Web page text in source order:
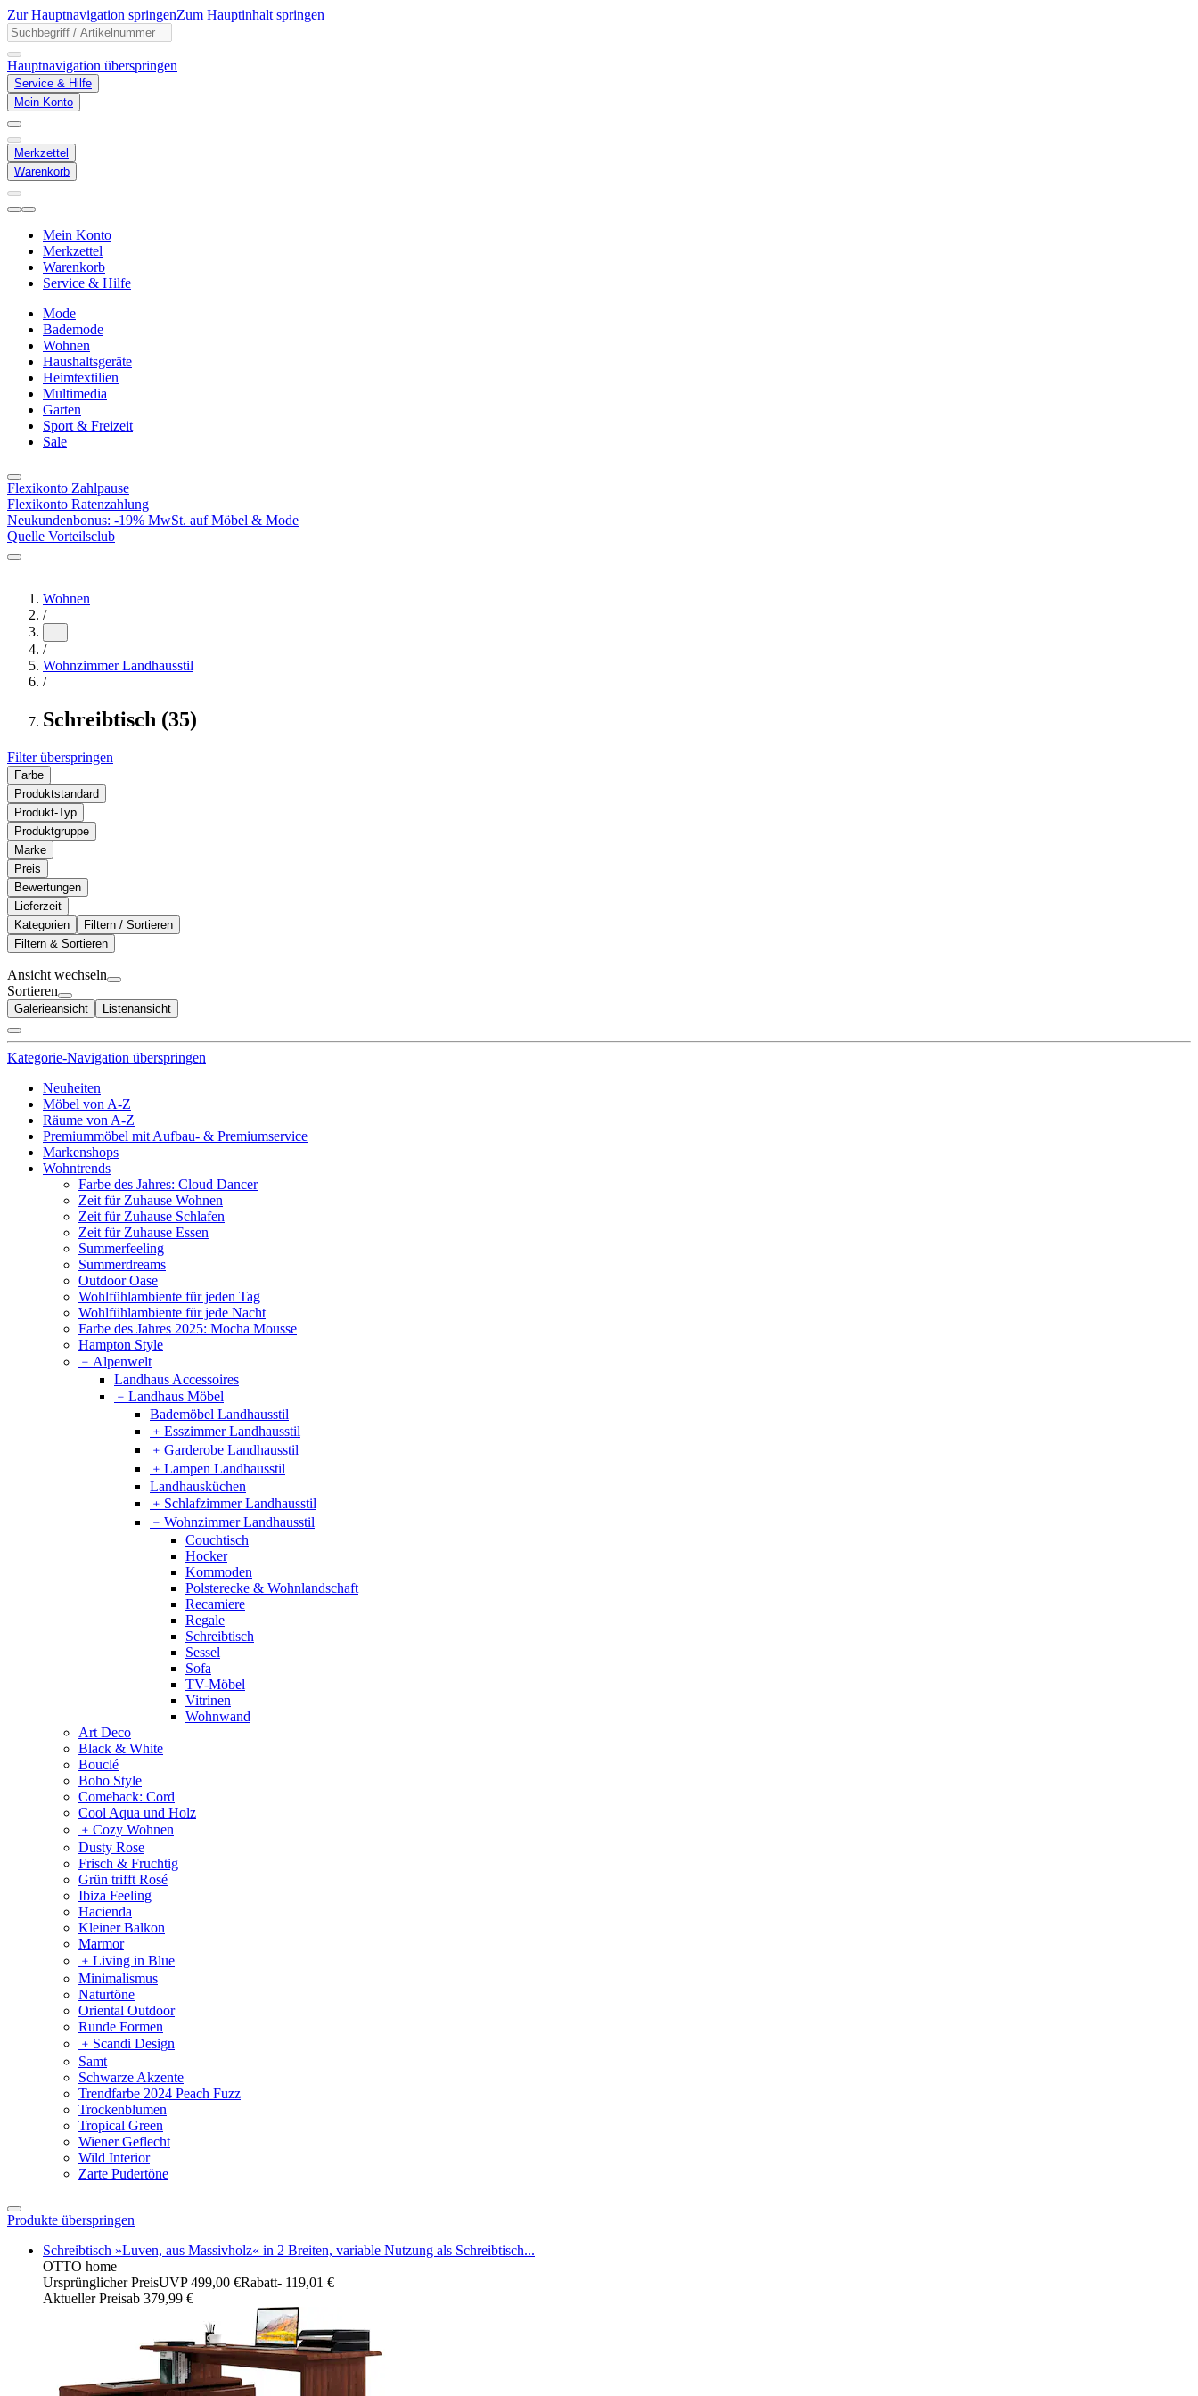
Zur Hauptnavigation springenZum Hauptinhalt springen
Hauptnavigation überspringen
Service & Hilfe
Mein Konto
Merkzettel
Warenkorb
Mein Konto
Merkzettel
Warenkorb
Service & Hilfe
Mode
Bademode
Wohnen
Haushaltsgeräte
Heimtextilien
Multimedia
Garten
Sport & Freizeit
Sale
Flexikonto Zahlpause
Flexikonto Ratenzahlung
Neukundenbonus: -19% MwSt. auf Möbel & Mode
Quelle Vorteilsclub
Wohnen
/
...
/
Wohnzimmer Landhausstil
/
Schreibtisch (35)
Filter überspringen
Farbe
Produktstandard
Produkt-Typ
Produktgruppe
Marke
Preis
Bewertungen
Lieferzeit
Kategorien
Filtern / Sortieren
Filtern & Sortieren
Ansicht wechseln
Sortieren
Galerieansicht Listenansicht
Kategorie-Navigation überspringen
Neuheiten
Möbel von A-Z
Räume von A-Z
Premiummöbel mit Aufbau- & Premiumservice
Markenshops
Wohntrends
Farbe des Jahres: Cloud Dancer
Zeit für Zuhause Wohnen
Zeit für Zuhause Schlafen
Zeit für Zuhause Essen
Summerfeeling
Summerdreams
Outdoor Oase
Wohlfühlambiente für jeden Tag
Wohlfühlambiente für jede Nacht
Farbe des Jahres 2025: Mocha Mousse
Hampton Style
﹣ Alpenwelt
Landhaus Accessoires
﹣ Landhaus Möbel
Bademöbel Landhausstil
﹢ Esszimmer Landhausstil
﹢ Garderobe Landhausstil
﹢ Lampen Landhausstil
Landhausküchen
﹢ Schlafzimmer Landhausstil
﹣ Wohnzimmer Landhausstil
Couchtisch
Hocker
Kommoden
Polsterecke & Wohnlandschaft
Recamiere
Regale
Schreibtisch
Sessel
Sofa
TV-Möbel
Vitrinen
Wohnwand
Art Deco
Black & White
Bouclé
Boho Style
Comeback: Cord
Cool Aqua und Holz
﹢ Cozy Wohnen
Dusty Rose
Frisch & Fruchtig
Grün trifft Rosé
Ibiza Feeling
Hacienda
Kleiner Balkon
Marmor
﹢ Living in Blue
Minimalismus
Naturtöne
Oriental Outdoor
Runde Formen
﹢ Scandi Design
Samt
Schwarze Akzente
Trendfarbe 2024 Peach Fuzz
Trockenblumen
Tropical Green
Wiener Geflecht
Wild Interior
Zarte Pudertöne
Produkte überspringen
Schreibtisch »Luven, aus Massivholz« in 2 Breiten, variable Nutzung als Schreibtisch...
OTTO home
Ursprünglicher PreisUVP 499,00 €Rabatt- 119,01 €
Aktueller Preisab 379,99 €